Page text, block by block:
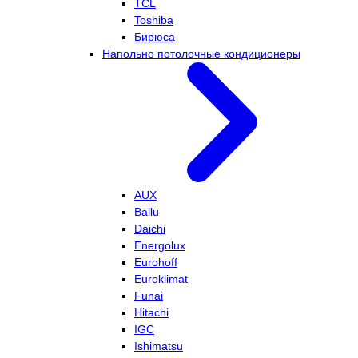
TCL
Toshiba
Бирюса
Напольно потолочные кондиционеры
AUX
Ballu
Daichi
Energolux
Eurohoff
Euroklimat
Funai
Hitachi
IGC
Ishimatsu